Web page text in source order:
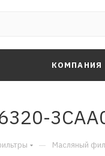
КОМПАНИЯ
— Масляный